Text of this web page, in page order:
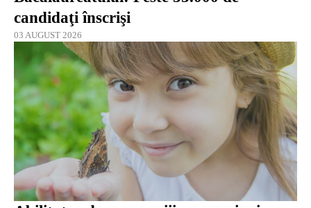
candidaţi înscrişi
03 AUGUST 2026